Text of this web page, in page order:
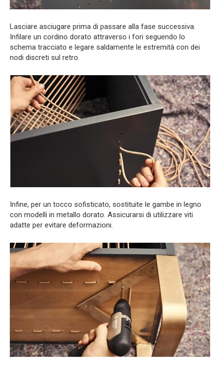
Lasciare asciugare prima di passare alla fase successiva.
Infilare un cordino dorato attraverso i fori seguendo lo
schema tracciato e legare saldamente le estremità con dei
nodi discreti sul retro.
Infine, per un tocco sofisticato, sostituite le gambe in legno
con modelli in metallo dorato. Assicurarsi di utilizzare viti
adatte per evitare deformazioni.